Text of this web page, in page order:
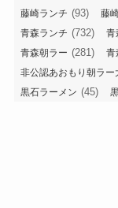
藤崎ランチ (93) 藤
青森ランチ (732) 青
青森朝ラー (281) 青
非公認あおもり朝ラー
黒石ラーメン (45)